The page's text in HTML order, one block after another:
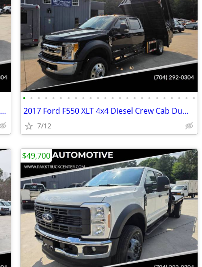
2012 Ford F350 DRW Utility Service Bed Contractor Work Truck Liftgate
• • • • • • • • • • • • • • • • • • • • • • • •
2017 Ford F550 XLT 4x4 Diesel Crew Cab Dump Truck High Wall Liftgate
7/12
$49,700